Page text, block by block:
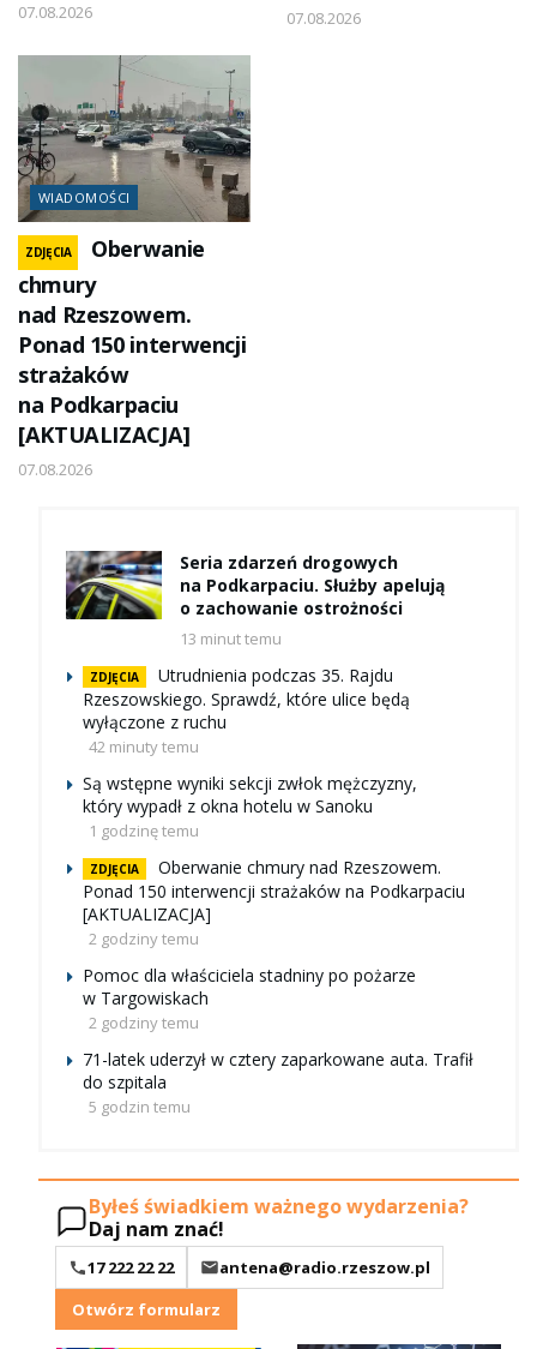
07.08.2026 07.08.2026
WIADOMOŚCI
ZDJĘCIA
Oberwanie
chmury
nad Rzeszowem.
Ponad 150 interwencji
strażaków
na Podkarpaciu
[AKTUALIZACJA]
07.08.2026
Seria zdarzeń drogowych
na Podkarpaciu. Służby apelują
o zachowanie ostrożności
13 minut temu
ZDJĘCIA
Utrudnienia podczas 35. Rajdu
Rzeszowskiego. Sprawdź, które ulice będą
wyłączone z ruchu
42 minuty temu
Są wstępne wyniki sekcji zwłok mężczyzny,
który wypadł z okna hotelu w Sanoku
1 godzinę temu
ZDJĘCIA
Oberwanie chmury nad Rzeszowem.
Ponad 150 interwencji strażaków na Podkarpaciu
[AKTUALIZACJA]
2 godziny temu
Pomoc dla właściciela stadniny po pożarze
w Targowiskach
2 godziny temu
71-latek uderzył w cztery zaparkowane auta. Trafił
do szpitala
5 godzin temu
Byłeś świadkiem ważnego wydarzenia?
Daj nam znać!
17 222 22 22
antena@radio.rzeszow.pl
Otwórz formularz